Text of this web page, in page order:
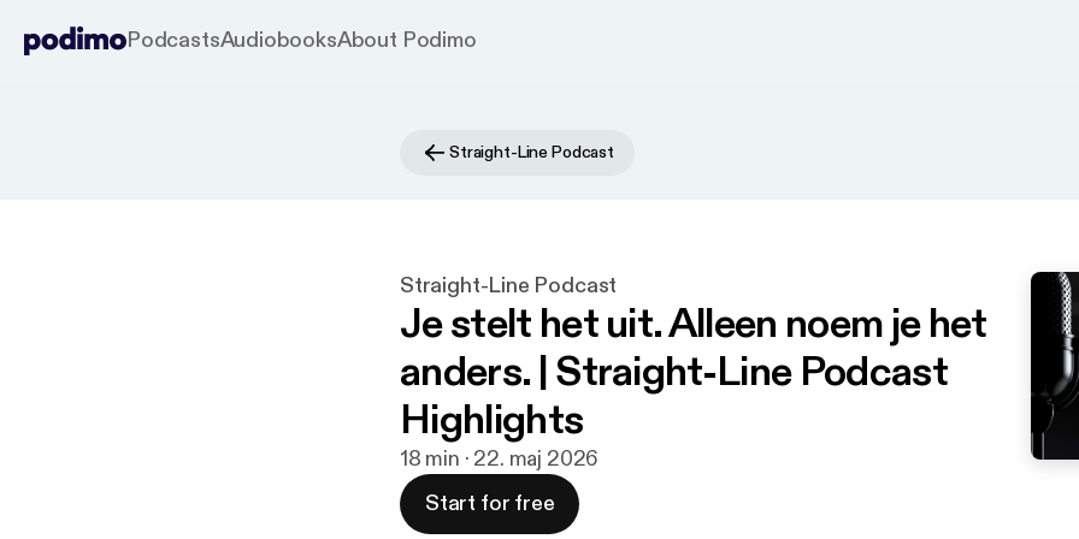
PodcastsAudiobooksAbout Podimo
Straight-Line Podcast
Straight-Line Podcast
Je stelt het uit. Alleen noem je het
anders. | Straight-Line Podcast
Highlights
18 min · 22. maj 2026
Start for free